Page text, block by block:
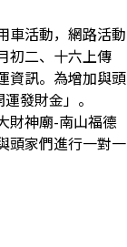
活動，網路活動
初二、十六上傳
資訊。為增加與頭
發財金」。
財神廟-南山福德
頭家們進行一對一